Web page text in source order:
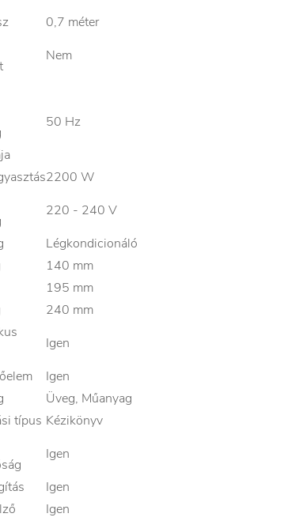
0,7 méter
Nem
50 Hz
2200 W
220 - 240 V
Légkondicionáló
140 mm
195 mm
240 mm
Igen
Igen
Üveg, Műanyag
típus Kézikönyv
Igen
Igen
Igen